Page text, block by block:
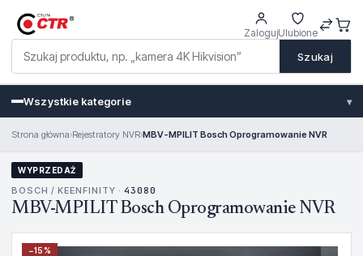
Szukaj
ZalogujUlubione
Wszystkie kategorie ▾
Strona główna›Rejestratory NVR›MBV-MPILIT Bosch Oprogramowanie NVR
WYPRZEDAŻ
BOSCH / KEENFINITY · 43080
MBV-MPILIT Bosch Oprogramowanie NVR
−15%